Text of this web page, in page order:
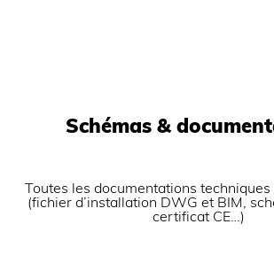
Schémas &
Toutes les documentations
(fichier d’installation DWG et BIM,
certificat CE…)